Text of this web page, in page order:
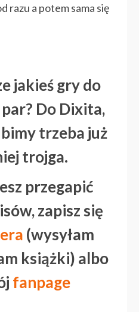
razu a potem sama się
jakieś gry do
Do Dixita,
trzeba już
trojga.
przegapić
zapisz się
(wysyłam
książki) albo
fanpage